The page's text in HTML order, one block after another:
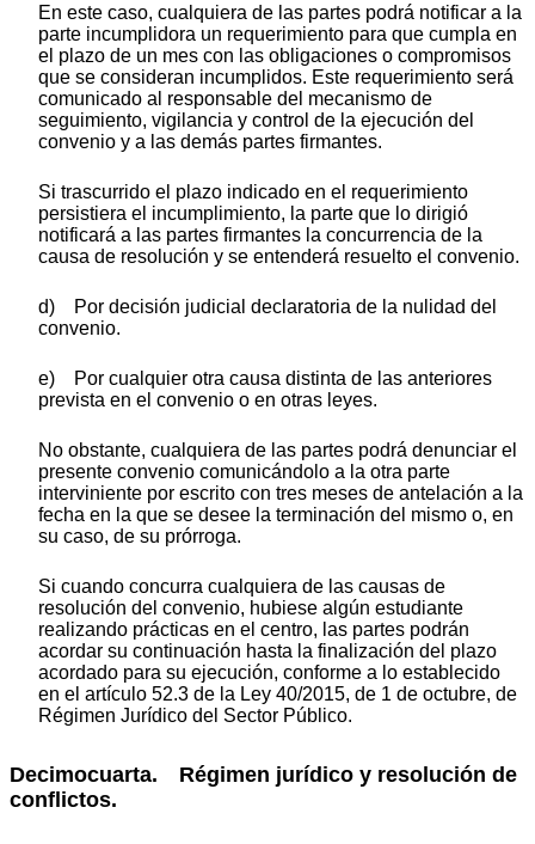
En este caso, cualquiera de las partes podrá notificar a la
parte incumplidora un requerimiento para que cumpla en
el plazo de un mes con las obligaciones o compromisos
que se consideran incumplidos. Este requerimiento será
comunicado al responsable del mecanismo de
seguimiento, vigilancia y control de la ejecución del
convenio y a las demás partes firmantes.
Si trascurrido el plazo indicado en el requerimiento
persistiera el incumplimiento, la parte que lo dirigió
notificará a las partes firmantes la concurrencia de la
causa de resolución y se entenderá resuelto el convenio.
d) Por decisión judicial declaratoria de la nulidad del
convenio.
e) Por cualquier otra causa distinta de las anteriores
prevista en el convenio o en otras leyes.
No obstante, cualquiera de las partes podrá denunciar el
presente convenio comunicándolo a la otra parte
interviniente por escrito con tres meses de antelación a la
fecha en la que se desee la terminación del mismo o, en
su caso, de su prórroga.
Si cuando concurra cualquiera de las causas de
resolución del convenio, hubiese algún estudiante
realizando prácticas en el centro, las partes podrán
acordar su continuación hasta la finalización del plazo
acordado para su ejecución, conforme a lo establecido
en el artículo 52.3 de la Ley 40/2015, de 1 de octubre, de
Régimen Jurídico del Sector Público.
Decimocuarta. Régimen jurídico y resolución de
conflictos.